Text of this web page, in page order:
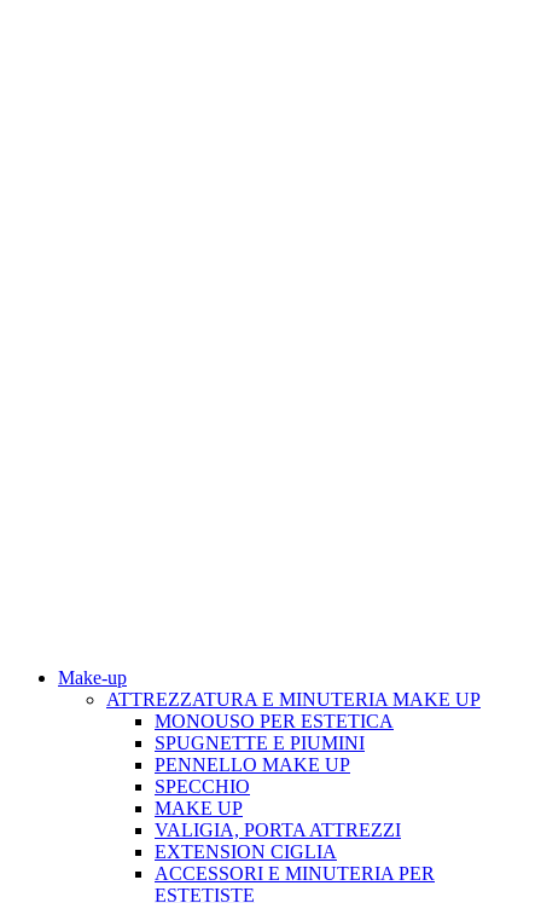
Make-up
ATTREZZATURA E MINUTERIA MAKE UP
MONOUSO PER ESTETICA
SPUGNETTE E PIUMINI
PENNELLO MAKE UP
SPECCHIO
MAKE UP
VALIGIA, PORTA ATTREZZI
EXTENSION CIGLIA
ACCESSORI E MINUTERIA PER
ESTETISTE